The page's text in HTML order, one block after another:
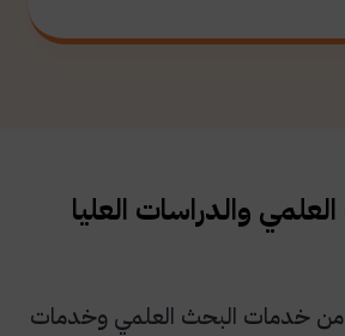
والدراسات العليا
من خدمات البحث العلمي وخدمات